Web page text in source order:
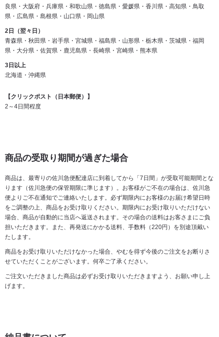
良県・大阪府・兵庫県・和歌山県・徳島県・愛媛県・香川県・高知県・鳥取
県・広島県・島根県・山口県・岡山県
2日（翌々日）
青森県・秋田県・岩手県・宮城県・福島県・山形県・栃木県・茨城県・福岡
県・大分県・佐賀県・鹿児島県・長崎県・宮崎県・熊本県
3日以上
北海道・沖縄県
【クリックポスト（日本郵便）】
2～4日間程度
商品の受取り期間が過ぎた場合
商品は、最寄りの佐川急便配達店に到着してから「7日間」が受取可能期間とな
ります（佐川急便の保管期限に準じます）。お客様がご不在の場合は、佐川急
便よりご不在通知でご連絡いたします。必ず期限内にお客様のお届け希望日時
をご調整の上、商品をお受け取りください。期限内にお受け取りいただけない
場合、商品が自動的に当店へ返送されます。その場合の送料はお客さまにご負
担いただきます。また、再発送にかかる送料、手数料（220円）を別途頂戴い
たします。
商品をお受け取りいただけなかった場合、やむを得ず今後のご注文をお断りさ
せていただくことがございます。何卒ご了承ください。
ご注文いただきました商品は必ずお受け取りいただきますよう、お願い申し上
げます。